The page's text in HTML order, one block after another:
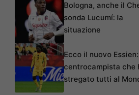
Bologna, anche il
sonda Lucumí: la
situazione
Ecco il nuovo
centrocampista che
stregato tutti al